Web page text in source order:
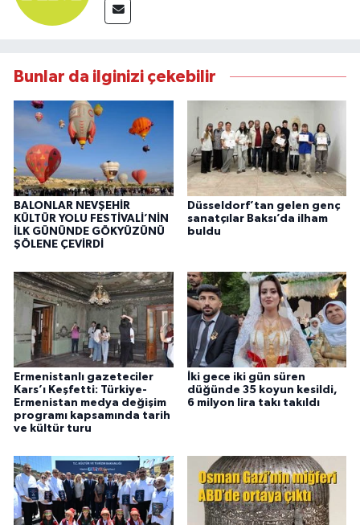
Bunlar da ilginizi çekebilir
BALONLAR NEVŞEHİR
KÜLTÜR YOLU FESTİVALİ’NİN
İLK GÜNÜNDE GÖKYÜZÜNÜ
ŞÖLENE ÇEVİRDİ
Düsseldorf’tan gelen genç
sanatçılar Baksı’da ilham
buldu
Ermenistanlı gazeteciler
Kars’ı Keşfetti: Türkiye-
Ermenistan medya değişim
programı kapsamında tarih
ve kültür turu
İki gece iki gün süren
düğünde 35 koyun kesildi,
6 milyon lira takı takıldı